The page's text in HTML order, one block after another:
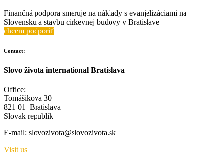
Finančná podpora smeruje na náklady s evanjelizáciami na
Slovensku a stavbu cirkevnej budovy v Bratislave
chcem podporiť
Contact:
Slovo života international Bratislava
Office:
Tomášikova 30
821 01 Bratislava
Slovak republik
E-mail: slovozivota@slovozivota.sk
Visit us